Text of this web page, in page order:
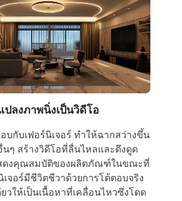
ปลงภาพนิ่งเป็นวิดีโอ
บกับเฟอร์นิเจอร์ ทำให้ฉากสว่างขึ้น
นๆ สร้างวิดีโอที่ลื่นไหลและดึงดูด
ดงคุณสมบัติของผลิตภัณฑ์ในขณะที่
เจอร์มีชีวิตชีวาด้วยการโต้ตอบจริง
วให้เป็นเนื้อหาที่เคลื่อนไหวซึ่งโดด